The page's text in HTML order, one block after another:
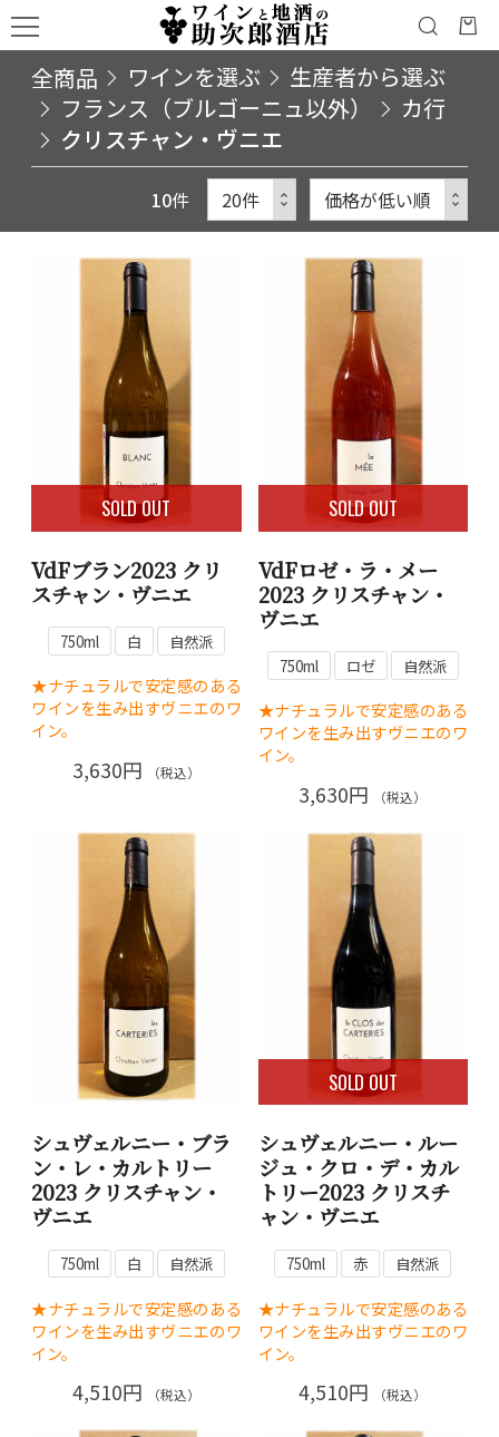
全商品 ワインを選ぶ
生産者から選ぶ
フランス（ブルゴーニュ以外）
カ行
クリスチャン・ヴニエ
10件
SOLD OUT
VdFブラン2023 クリ
スチャン・ヴニエ
750ml 白 自然派
★ナチュラルで安定感のある
ワインを生み出すヴニエのワ
イン。
3,630円 （税込）
SOLD OUT
VdFロゼ・ラ・メー
2023 クリスチャン・
ヴニエ
750ml ロゼ 自然派
★ナチュラルで安定感のある
ワインを生み出すヴニエのワ
イン。
3,630円 （税込）
シュヴェルニー・ブラ
ン・レ・カルトリー
2023 クリスチャン・
ヴニエ
750ml 白 自然派
★ナチュラルで安定感のある
ワインを生み出すヴニエのワ
イン。
4,510円 （税込）
SOLD OUT
シュヴェルニー・ルー
ジュ・クロ・デ・カル
トリー2023 クリスチ
ャン・ヴニエ
750ml 赤 自然派
★ナチュラルで安定感のある
ワインを生み出すヴニエのワ
イン。
4,510円 （税込）